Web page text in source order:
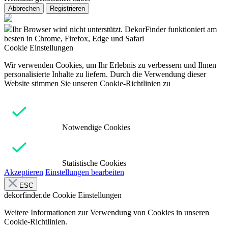
Abbrechen Registrieren
Ihr Browser wird nicht unterstützt. DekorFinder funktioniert am
besten in Chrome, Firefox, Edge und Safari
Cookie Einstellungen
Wir verwenden Cookies, um Ihr Erlebnis zu verbessern und Ihnen
personalisierte Inhalte zu liefern. Durch die Verwendung dieser
Website stimmen Sie unseren Cookie-Richtlinien zu
Notwendige Cookies
Statistische Cookies
Akzeptieren Einstellungen bearbeiten
ESC
dekorfinder.de Cookie Einstellungen
Weitere Informationen zur Verwendung von Cookies in unseren
Cookie-Richtlinien.